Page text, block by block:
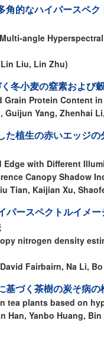
角的なハイパースペ
angle
Liu, Lin Zhu)
冬小麦の窒素および
Protein Content
Guijun Yang, Zhenhai
た植生の赤いエッジ
with Different
Canopy Shadow
Tian, Kaijian Xu,
パースペクトルイメ
nitrogen density
Fairbairn, Na Li,
基づく茶樹の炭そ病の
tea plants based on
Han, Yanbo Huang,